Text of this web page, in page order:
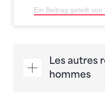
Ein Beitrag geteilt
Les autres
hommes